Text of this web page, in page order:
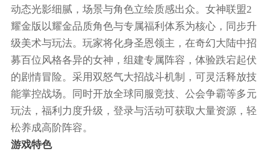
动态光影细腻，场景与角色立绘质感出众。女神联盟2
耀金版以耀金品质角色与专属福利体系为核心，同步升
级美术与玩法。玩家将化身圣恩领主，在奇幻大陆中招
募百位风格各异的女神，组建专属阵容，体验跌宕起伏
的剧情冒险。采用双怒气大招战斗机制，可灵活释放技
能掌控战场。同时开放全球同服竞技、公会争霸等多元
玩法，福利力度升级，登录与活动可获取大量资源，轻
松养成高阶阵容。
游戏特色